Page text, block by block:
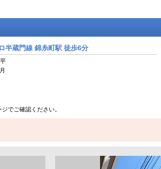
半蔵門線 錦糸町駅 徒歩6分
でご確認ください。